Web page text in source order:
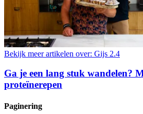
Bekijk meer artikelen over: Gijs 2.4
Ga je een lang stuk wandelen?
proteïnerepen
Paginering